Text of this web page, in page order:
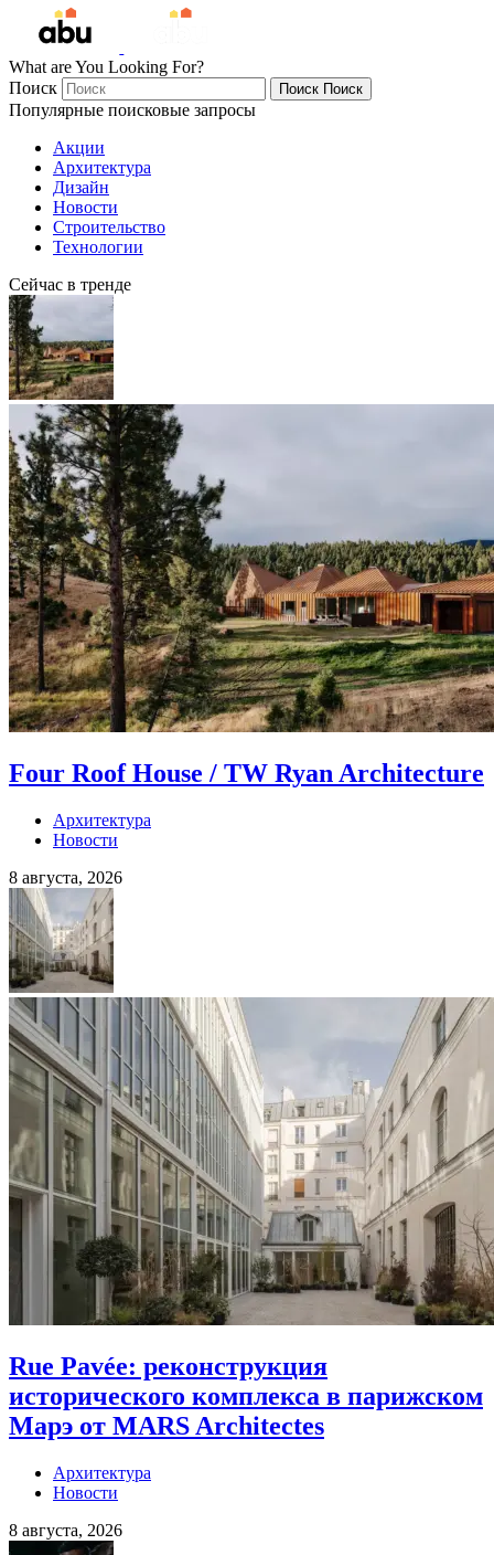
What are You Looking For?
Поиск
Поиск Поиск
Популярные поисковые запросы
Акции
Архитектура
Дизайн
Новости
Строительство
Технологии
Сейчас в тренде
Four Roof House / TW Ryan Architecture
Архитектура
Новости
8 августа, 2026
Rue Pavée: реконструкция
исторического комплекса в парижском
Марэ от MARS Architectes
Архитектура
Новости
8 августа, 2026